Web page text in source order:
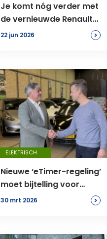
Je komt nóg verder met
de vernieuwde Renault
Megane E-Tech
22 jun 2026 >
ELEKTRISCH
Nieuwe ‘eTimer-regeling’
moet bijtelling voor
oudere elektrische auto’s
30 mrt 2026 >